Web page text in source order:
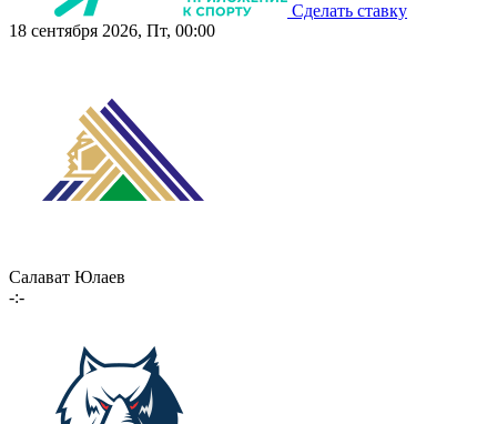
Сделать ставку
18 сентября 2026, Пт, 00:00
Салават Юлаев
-:-